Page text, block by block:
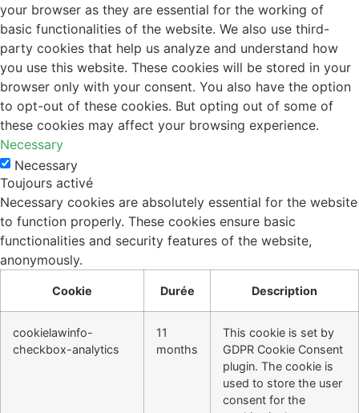
your browser as they are essential for the working of
basic functionalities of the website. We also use third-
party cookies that help us analyze and understand how
you use this website. These cookies will be stored in your
browser only with your consent. You also have the option
to opt-out of these cookies. But opting out of some of
these cookies may affect your browsing experience.
Necessary
Necessary
Toujours activé
Necessary cookies are absolutely essential for the website
to function properly. These cookies ensure basic
functionalities and security features of the website,
anonymously.
Cookie Durée Description
cookielawinfo-
checkbox-analytics
11
months
This cookie is set by
GDPR Cookie Consent
plugin. The cookie is
used to store the user
consent for the